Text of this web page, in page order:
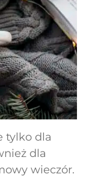
tylko dla
dla
wieczór.